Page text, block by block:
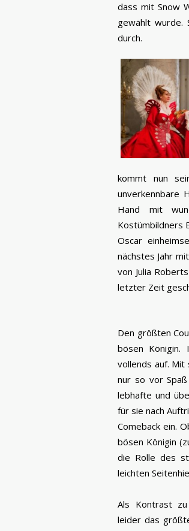
dass mit Snow
gewählt wurde.
durch.
kommt nun
unverkennbare
Hand mit
Kostümbildners
Oscar
nächstes Jahr
von Julia
letzter Zeit
Den größten
bösen Königin.
vollends auf.
nur so vor
lebhafte und
für sie nach
Comeback ein.
bösen Königin
die Rolle des
leichten
Als Kontrast
leider das